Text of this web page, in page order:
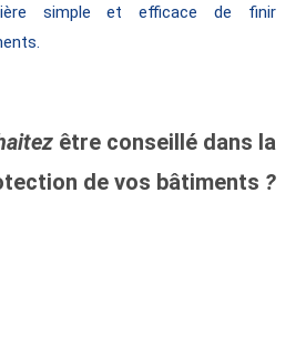
simple et efficace de finir
être conseillé dans la
de vos bâtiments ?